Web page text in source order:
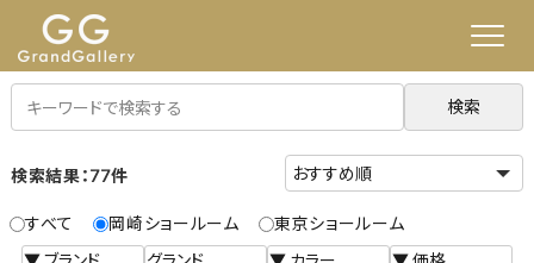
検索
検索結果：77件
すべて 岡崎ショールーム 東京ショールーム